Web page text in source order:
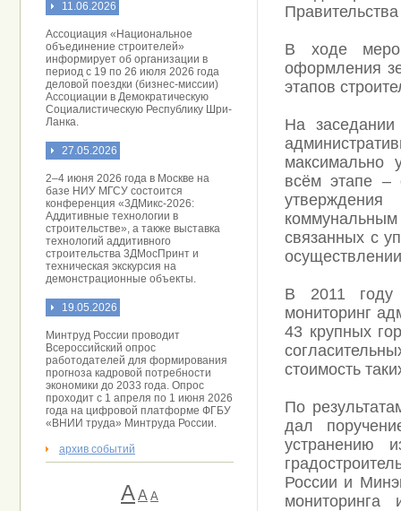
11.06.2026
Ассоциация «Национальное
объединение строителей»
информирует об организации в
период с 19 по 26 июля 2026 года
деловой поездки (бизнес-миссии)
Ассоциации в Демократическую
Социалистическую Республику Шри-
Ланка.
27.05.2026
2–4 июня 2026 года в Москве на
базе НИУ МГСУ состоится
конференция «3ДМикс-2026:
Аддитивные технологии в
строительстве», а также выставка
технологий аддитивного
строительства 3ДМосПринт и
техническая экскурсия на
демонстрационные объекты.
19.05.2026
Минтруд России проводит
Всероссийский опрос
работодателей для формирования
прогноза кадровой потребности
экономики до 2033 года. Опрос
проходит с 1 апреля по 1 июня 2026
года на цифровой платформе ФГБУ
«ВНИИ труда» Минтруда России.
архив событий
АA А
В ходе
оформления
этапов
На
максимально
всём этапе –
связанных с
В 2011 году
мониторинг
43 крупных
стоимость
По
дал
устранению
России и